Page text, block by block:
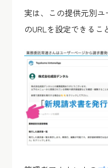
実は、この提供元別
のURLを設定できるこ